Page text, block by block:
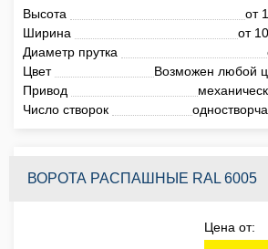
Высота
от
Ширина
от
Диаметр прутка
Цвет
Возможен любой
Привод
Число створок
ВОРОТА РАСПАШНЫЕ RAL 6005
Цена от: